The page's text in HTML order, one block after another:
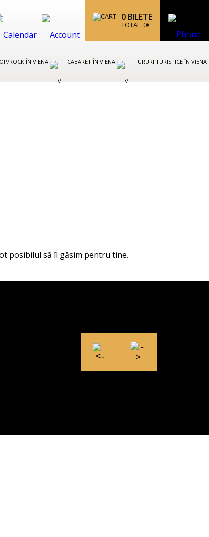
0 BILETE
TOTAL: 0€
ROCK ÎN VIENA CABARET ÎN VIENA TURURI TURISTICE ÎN VIENA
posibilul să îl găsim pentru tine.